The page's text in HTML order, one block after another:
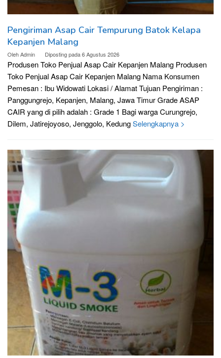
Pengiriman Asap Cair Tempurung Batok Kelapa
Kepanjen Malang
OlehAdmin Diposting pada6 Agustus 2026
Produsen Toko Penjual Asap Cair Kepanjen Malang Produsen
Toko Penjual Asap Cair Kepanjen Malang Nama Konsumen
Pemesan : Ibu Widowati Lokasi / Alamat Tujuan Pengiriman :
Panggungrejo, Kepanjen, Malang, Jawa Timur Grade ASAP
CAIR yang di pilih adalah : Grade 1 Bagi warga Curungrejo,
Dilem, Jatirejoyoso, Jenggolo, KedungSelengkapnya >